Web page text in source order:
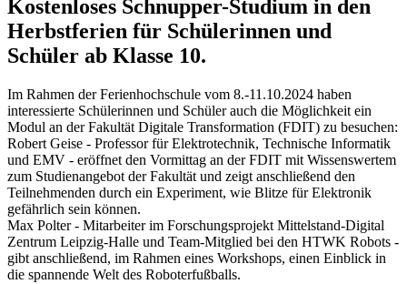
Kostenloses Schnupper-Studium in den
Herbstferien für Schülerinnen und
Schüler ab Klasse 10.
Im Rahmen der Ferienhochschule vom 8.-11.10.2024 haben
interessierte Schülerinnen und Schüler auch die Möglichkeit ein
Modul an der Fakultät Digitale Transformation (FDIT) zu besuchen:
Robert Geise - Professor für Elektrotechnik, Technische Informatik
und EMV - eröffnet den Vormittag an der FDIT mit Wissenswertem
zum Studienangebot der Fakultät und zeigt anschließend den
Teilnehmenden durch ein Experiment, wie Blitze für Elektronik
gefährlich sein können.
Max Polter - Mitarbeiter im Forschungsprojekt Mittelstand-Digital
Zentrum Leipzig-Halle und Team-Mitglied bei den HTWK Robots -
gibt anschließend, im Rahmen eines Workshops, einen Einblick in
die spannende Welt des Roboterfußballs.